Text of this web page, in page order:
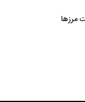
مرزها